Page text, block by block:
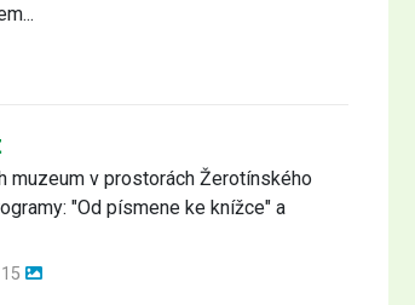
muzeum v prostorách Žerotínského
"Od písmene ke knížce" a
15